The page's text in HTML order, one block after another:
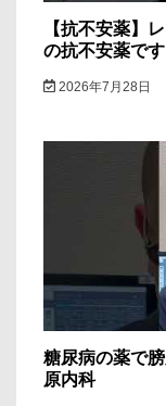
【抗不安薬】
の抗不安薬です
2026年7月28日
糖尿病の薬で
原内科